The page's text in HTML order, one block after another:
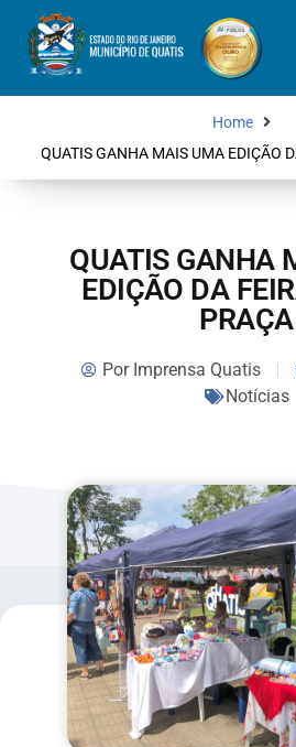
Home
QUATIS GANHA MAIS UMA EDIÇÃO
QUATIS GANHA
EDIÇÃO DA
PRAÇA
PorImprensa Quatis
Notícias